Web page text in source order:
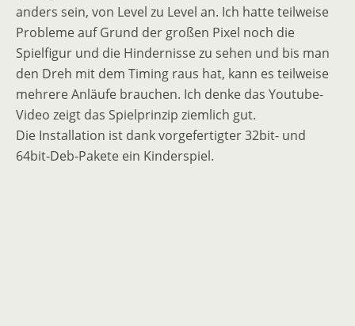
anders sein, von Level zu Level an. Ich hatte teilweise
Probleme auf Grund der großen Pixel noch die
Spielfigur und die Hindernisse zu sehen und bis man
den Dreh mit dem Timing raus hat, kann es teilweise
mehrere Anläufe brauchen. Ich denke das Youtube-
Video zeigt das Spielprinzip ziemlich gut.
Die Installation ist dank vorgefertigter 32bit- und
64bit-Deb-Pakete ein Kinderspiel.